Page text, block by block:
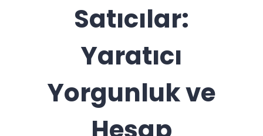
Satıcılar:
Yaratıcı
Yorgunluk ve